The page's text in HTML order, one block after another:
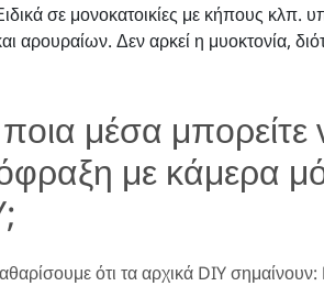
σε μονοκατοικίες με κήπους
αρουραίων. Δεν αρκεί η μυοκτονία,
μέσα μπορείτε
με κάμερα
ότι τα αρχικά DIY σημαίνουν: